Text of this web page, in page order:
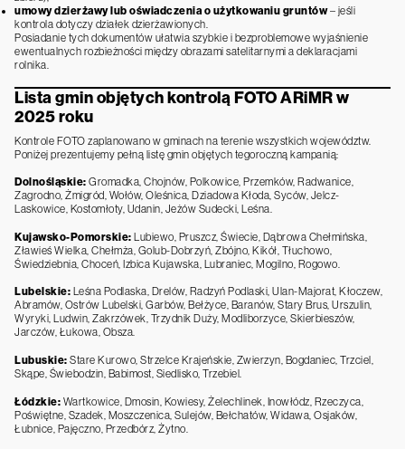
umowy dzierżawy lub oświadczenia o użytkowaniu gruntów– jeśli
kontrola dotyczy działek dzierżawionych.
Posiadanie tych dokumentów ułatwia szybkie i bezproblemowe wyjaśnienie
ewentualnych rozbieżności między obrazami satelitarnymi a deklaracjami
rolnika.
Lista gmin objętych kontrolą FOTO ARiMR w
2025 roku
Kontrole FOTO zaplanowano w gminach na terenie wszystkich województw.
Poniżej prezentujemy pełną listę gmin objętych tegoroczną kampanią:
Dolnośląskie: Gromadka, Chojnów, Polkowice, Przemków, Radwanice,
Zagrodno, Żmigród, Wołów, Oleśnica, Dziadowa Kłoda, Syców, Jelcz-
Laskowice, Kostomłoty, Udanin, Jeżów Sudecki, Leśna.
Kujawsko-Pomorskie: Lubiewo, Pruszcz, Świecie, Dąbrowa Chełmińska,
Zławieś Wielka, Chełmża, Golub-Dobrzyń, Zbójno, Kikół, Tłuchowo,
Świedziebnia, Choceń, Izbica Kujawska, Lubraniec, Mogilno, Rogowo.
Lubelskie: Leśna Podlaska, Drelów, Radzyń Podlaski, Ulan-Majorat, Kłoczew,
Abramów, Ostrów Lubelski, Garbów, Bełżyce, Baranów, Stary Brus, Urszulin,
Wyryki, Ludwin, Zakrzówek, Trzydnik Duży, Modliborzyce, Skierbieszów,
Jarczów, Łukowa, Obsza.
Lubuskie: Stare Kurowo, Strzelce Krajeńskie, Zwierzyn, Bogdaniec, Trzciel,
Skąpe, Świebodzin, Babimost, Siedlisko, Trzebiel.
Łódzkie: Wartkowice, Dmosin, Kowiesy, Żelechlinek, Inowłódz, Rzeczyca,
Poświętne, Szadek, Moszczenica, Sulejów, Bełchatów, Widawa, Osjaków,
Łubnice, Pajęczno, Przedbórz, Żytno.